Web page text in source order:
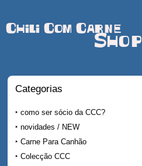
Chili Com Carne
Shop
Categorias
como ser sócio da CCC?
novidades / NEW
Carne Para Canhão
Colecção CCC